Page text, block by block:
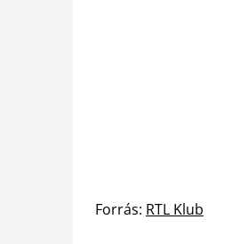
Forrás: RTL Klub